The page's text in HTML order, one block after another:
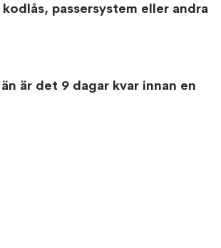
passersystem eller andra
är det 9 dagar kvar innan en